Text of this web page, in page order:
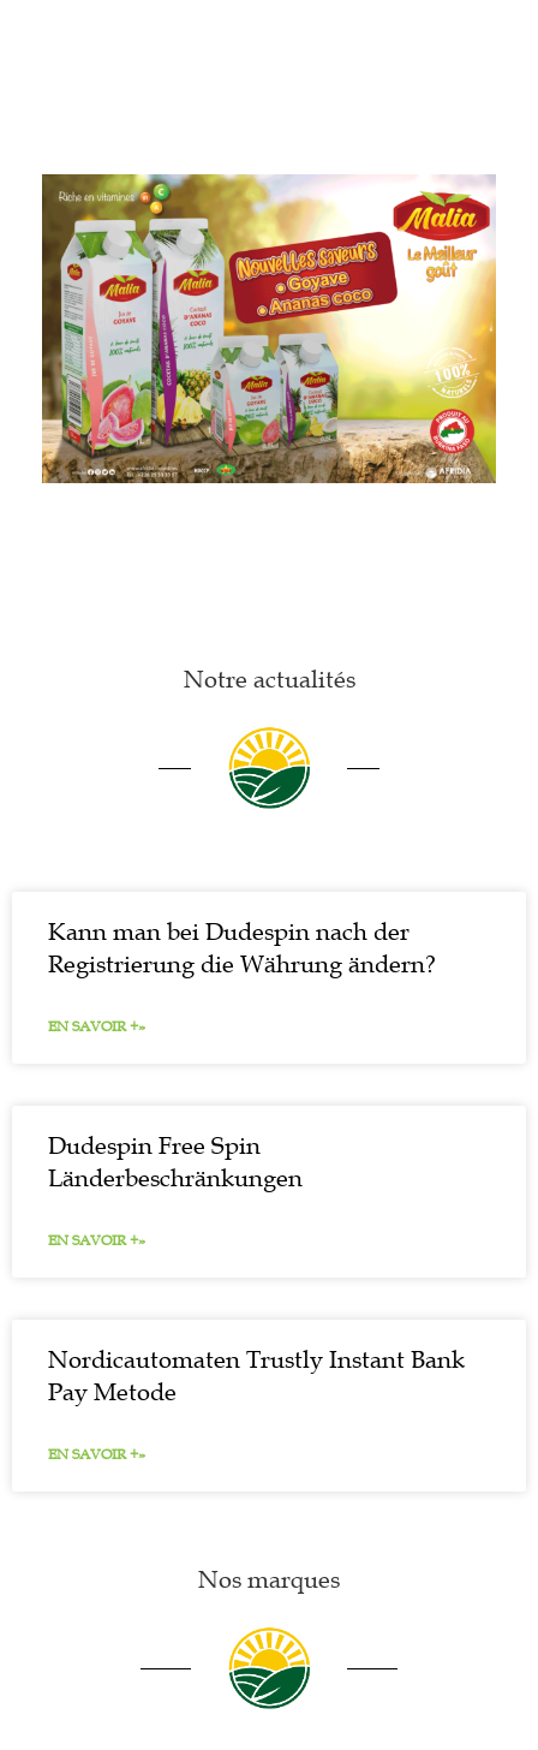
Notre actualités
Kann man bei Dudespin nach der
Registrierung die Währung ändern?
EN SAVOIR +»
Dudespin Free Spin
Länderbeschränkungen
EN SAVOIR +»
Nordicautomaten Trustly Instant Bank
Pay Metode
EN SAVOIR +»
Nos marques